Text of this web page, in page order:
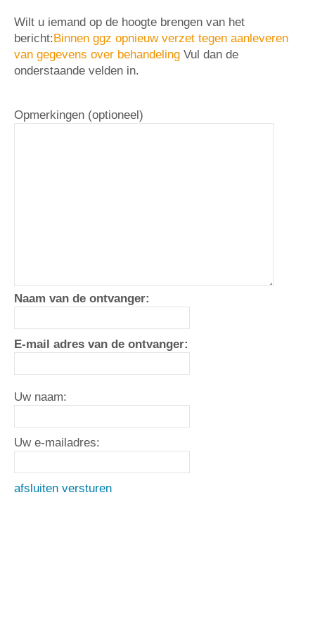
Wilt u iemand op de hoogte brengen van het
bericht:Binnen ggz opnieuw verzet tegen aanleveren
van gegevens over behandeling Vul dan de
onderstaande velden in.
Opmerkingen (optioneel)
Naam van de ontvanger:
E-mail adres van de ontvanger:
Uw naam:
Uw e-mailadres:
afsluiten versturen